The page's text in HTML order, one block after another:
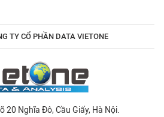
TY CỔ PHẦN DATA VIETONE
20 Nghĩa Đô, Cầu Giấy, Hà Nội.